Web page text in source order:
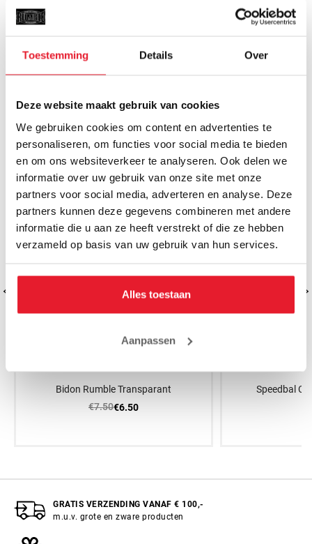
Toestemming Details Over
Deze website maakt gebruik van cookies
We gebruiken cookies om content en advertenties te
personaliseren, om functies voor social media te bieden
en om ons websiteverkeer te analyseren. Ook delen we
informatie over uw gebruik van onze site met onze
partners voor social media, adverteren en analyse. Deze
partners kunnen deze gegevens combineren met andere
informatie die u aan ze heeft verstrekt of die ze hebben
verzameld op basis van uw gebruik van hun services.
Alles toestaan
Aanpassen
Bidon Rumble Transparant
€7.50€6.50
Speedbal
GRATIS VERZENDING VANAF € 100,-
m.u.v. grote en zware producten